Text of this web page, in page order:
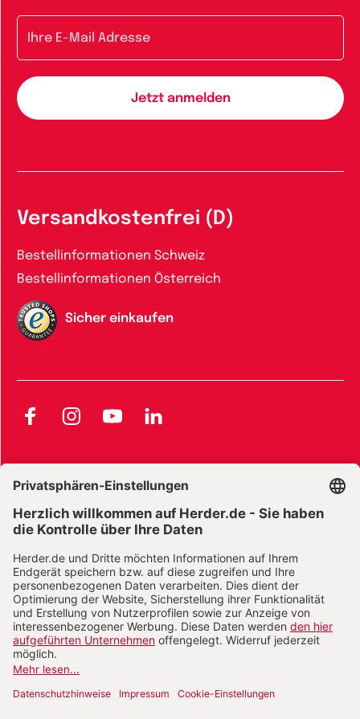
Versandkostenfrei (D)
Bestellinformationen Schweiz
Bestellinformationen Österreich
Sicher einkaufen
FacebookInstagramYouTubeLinkedIn
Widerrufsbelehrung E-Books
Widerrufsbelehrung Zeitschriften Datenschutz
Datenschutz Social Media Barrierefreiheit
Vertrag widerrufen